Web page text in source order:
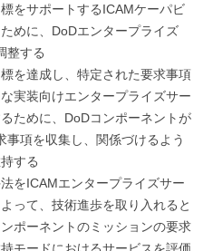
をサポートするICAMケーパビ
めに、DoDエンタープライズ
整する
を達成し、特定された要求事項
実装向けエンタープライズサー
ために、DoDコンポーネントが
事項を収集し、関係づけるよう
する
をICAMエンタープライズサー
って、技術進歩を取り入れると
ポーネントのミッションの要求
モードにおけるサービスを評価